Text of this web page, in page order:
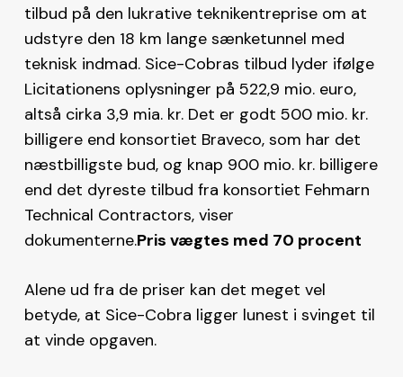
tilbud på den lukrative teknikentreprise om at
udstyre den 18 km lange sænketunnel med
teknisk indmad. Sice-Cobras tilbud lyder ifølge
Licitationens oplysninger på 522,9 mio. euro,
altså cirka 3,9 mia. kr. Det er godt 500 mio. kr.
billigere end konsortiet Braveco, som har det
næstbilligste bud, og knap 900 mio. kr. billigere
end det dyreste tilbud fra konsortiet Fehmarn
Technical Contractors, viser
dokumenterne.Pris vægtes med 70 procent
Alene ud fra de priser kan det meget vel
betyde, at Sice-Cobra ligger lunest i svinget til
at vinde opgaven.